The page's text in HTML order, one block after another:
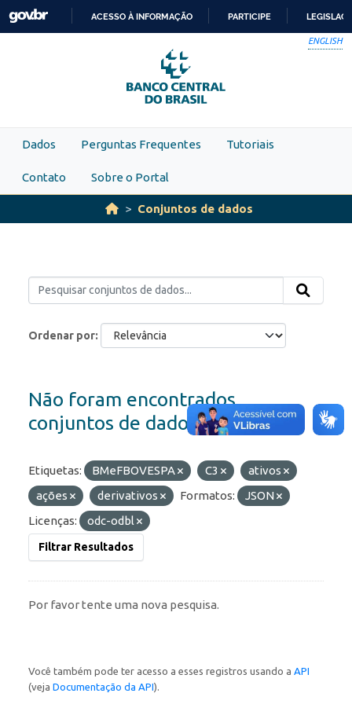
Skip to main content
PARA
O
CONTEÚDO
ACESSO À INFORMAÇÃO PARTICIPE
ENGLISH
Dados Perguntas Frequentes Tutoriais
Contato Sobre o Portal
Conjuntos de dados
Ordenar por
Não foram encontrados
conjuntos de dados
Etiquetas: BMeFBOVESPA C3
ativos
ações
derivativos Formatos:
JSON
Licenças:
odc-odbl
Filtrar Resultados
Por favor tente uma nova pesquisa.
Você também pode ter acesso a esses registros usando a API
(veja Documentação da API).